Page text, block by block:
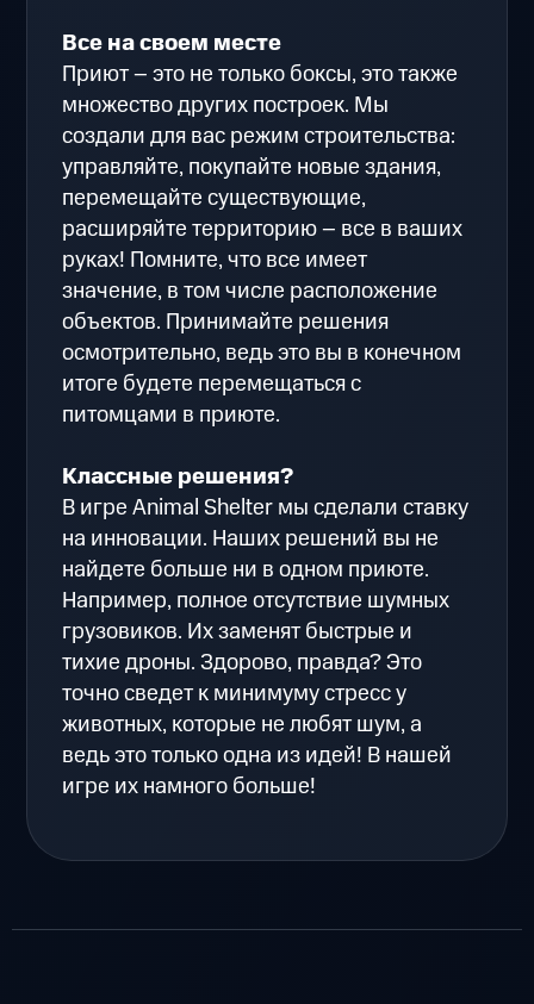
Все на своем месте
Приют – это не только боксы, это также
множество других построек. Мы
создали для вас режим строительства:
управляйте, покупайте новые здания,
перемещайте существующие,
расширяйте территорию – все в ваших
руках! Помните, что все имеет
значение, в том числе расположение
объектов. Принимайте решения
осмотрительно, ведь это вы в конечном
итоге будете перемещаться с
питомцами в приюте.
Классные решения?
В игре Animal Shelter мы сделали ставку
на инновации. Наших решений вы не
найдете больше ни в одном приюте.
Например, полное отсутствие шумных
грузовиков. Их заменят быстрые и
тихие дроны. Здорово, правда? Это
точно сведет к минимуму стресс у
животных, которые не любят шум, а
ведь это только одна из идей! В нашей
игре их намного больше!